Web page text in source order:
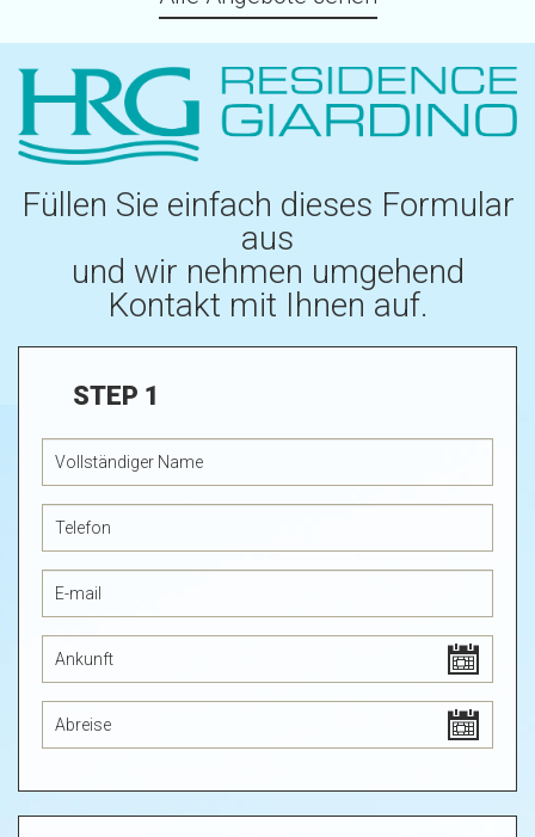
Alle Angebote sehen
Füllen Sie einfach dieses Formular
aus
und wir nehmen umgehend